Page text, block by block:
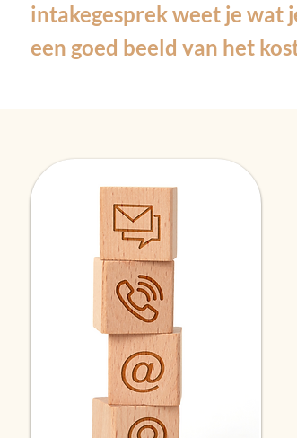
intakegesprek weet je wat
een goed beeld van het